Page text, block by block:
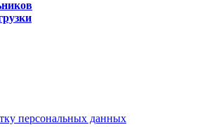
персональных данных